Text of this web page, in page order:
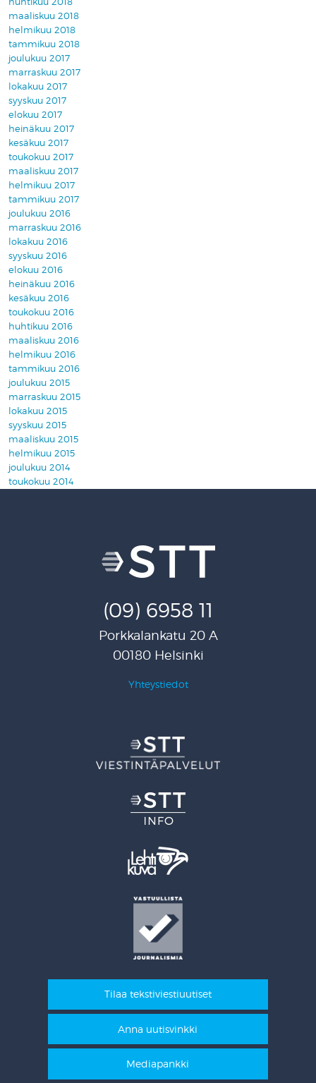
maaliskuu 2018
helmikuu 2018
tammikuu 2018
joulukuu 2017
marraskuu 2017
lokakuu 2017
syyskuu 2017
elokuu 2017
heinäkuu 2017
kesäkuu 2017
toukokuu 2017
maaliskuu 2017
helmikuu 2017
tammikuu 2017
joulukuu 2016
marraskuu 2016
lokakuu 2016
syyskuu 2016
elokuu 2016
heinäkuu 2016
kesäkuu 2016
toukokuu 2016
huhtikuu 2016
maaliskuu 2016
helmikuu 2016
tammikuu 2016
joulukuu 2015
marraskuu 2015
lokakuu 2015
syyskuu 2015
maaliskuu 2015
helmikuu 2015
joulukuu 2014
toukokuu 2014
(09) 6958 11
Porkkalankatu 20 A
00180 Helsinki
Yhteystiedot
Tilaa tekstiviestiuutiset
Anna uutisvinkki
Mediapankki